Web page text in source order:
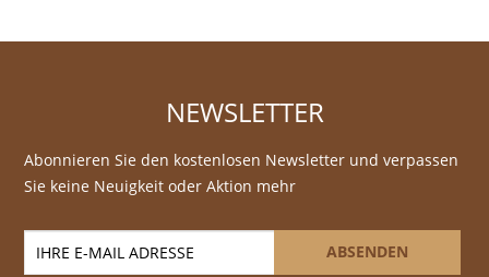
NEWSLETTER
Abonnieren Sie den kostenlosen Newsletter und verpassen
Sie keine Neuigkeit oder Aktion mehr
ABSENDEN